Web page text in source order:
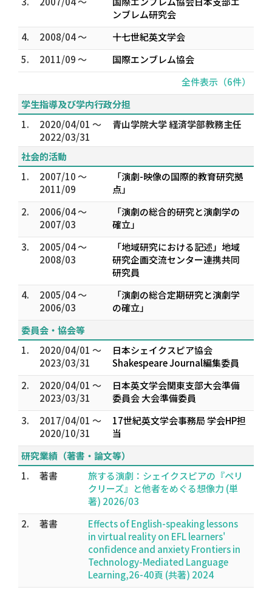
ンブレム研究会
4.
2008/04 ～
十七世紀英文学会
5.
2011/09 ～
国際エンブレム協会
全件表示（6件）
学生指導及び学内行政分担
1.
2020/04/01 ～
2022/03/31
青山学院大学 経済学部教務主任
社会的活動
1.
2007/10 ～
2011/09
「演劇-映像の国際的教育研究拠
点」
2.
2006/04 ～
2007/03
「演劇の総合的研究と演劇学の
確立」
3.
2005/04 ～
2008/03
「地域研究における記述」地域
研究企画交流センター連携共同
研究員
4.
2005/04 ～
2006/03
「演劇の総合定期研究と演劇学
の確立」
委員会・協会等
1.
2020/04/01 ～
2023/03/31
日本シェイクスピア協会
Shakespeare Journal編集委員
2.
2020/04/01 ～
2023/03/31
日本英文学会関東支部大会準備
委員会 大会準備委員
3.
2017/04/01 ～
2020/10/31
17世紀英文学会事務局 学会HP担
当
研究業績（著書・論文等）
1.
著書
旅する演劇：シェイクスピアの『ペリ
クリーズ』と他者をめぐる想像力 (単
著) 2026/03
2.
著書
Effects of English-speaking lessons
in virtual reality on EFL learners'
confidence and anxiety Frontiers in
Technology-Mediated Language
Learning,26-40頁 (共著) 2024